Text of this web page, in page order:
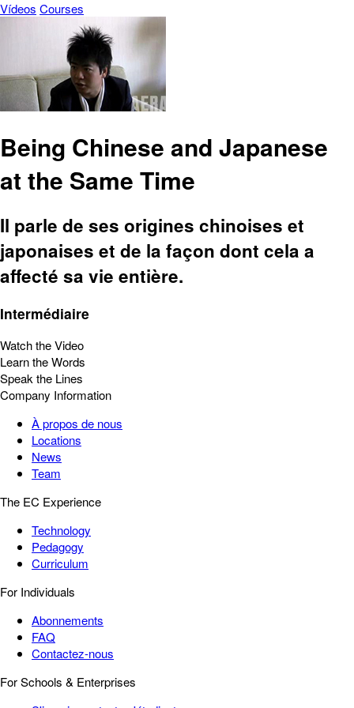
Vídeos Courses
Being Chinese and Japanese
at the Same Time
Il parle de ses origines chinoises et
japonaises et de la façon dont cela a
affecté sa vie entière.
Intermédiaire
Watch the Video
Learn the Words
Speak the Lines
Company Information
À propos de nous
Locations
News
Team
The EC Experience
Technology
Pedagogy
Curriculum
For Individuals
Abonnements
FAQ
Contactez-nous
For Schools & Enterprises